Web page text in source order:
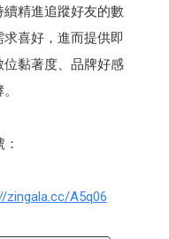
精進追蹤好友的數
喜好，進而提供即
黏著度、品牌好感
zingala.cc/A5q06